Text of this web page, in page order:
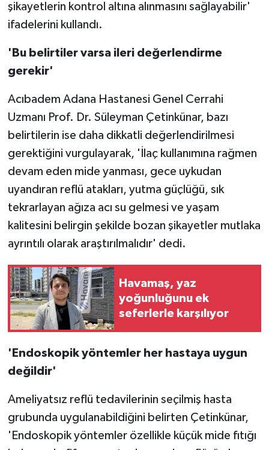
şikayetlerin kontrol altına alınmasını sağlayabilir'
ifadelerini kullandı.
'Bu belirtiler varsa ileri değerlendirme
gerekir'
Acıbadem Adana Hastanesi Genel Cerrahi
Uzmanı Prof. Dr. Süleyman Çetinkünar, bazı
belirtilerin ise daha dikkatli değerlendirilmesi
gerektiğini vurgulayarak, 'İlaç kullanımına rağmen
devam eden mide yanması, gece uykudan
uyandıran reflü atakları, yutma güçlüğü, sık
tekrarlayan ağıza acı su gelmesi ve yaşam
kalitesini belirgin şekilde bozan şikayetler mutlaka
ayrıntılı olarak araştırılmalıdır' dedi.
Havamaş, yaz
yoğunluğunu ek
seferlerle karşılıyor
'Endoskopik yöntemler her hastaya uygun
değildir'
Ameliyatsız reflü tedavilerinin seçilmiş hasta
grubunda uygulanabildiğini belirten Çetinkünar,
'Endoskopik yöntemler özellikle küçük mide fıtığı